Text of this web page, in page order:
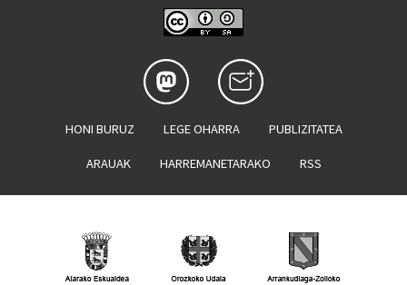
HONI BURUZ LEGE OHARRA PUBLIZITATEA
ARAUAK HARREMANETARAKO RSS